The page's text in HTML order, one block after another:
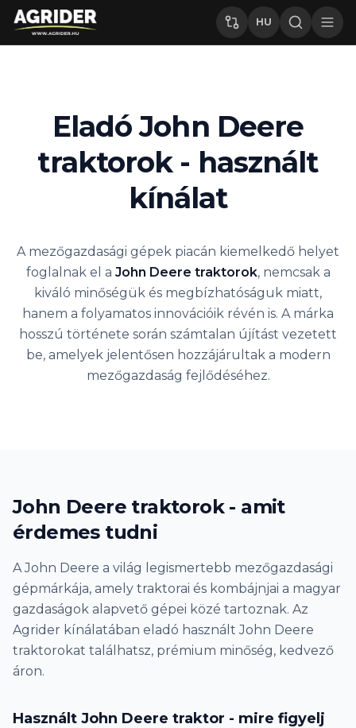
HU
Eladó John Deere
traktorok - használt
kínálat
A mezőgazdasági gépek piacán kiemelkedő helyet
foglalnak el a John Deere traktorok, nemcsak a
kiváló minőségük és megbízhatóságuk miatt,
hanem a folyamatos innovációik révén is. A márka
hosszú története során számtalan újítást vezetett
be, amelyek jelentősen hozzájárultak a modern
mezőgazdaság fejlődéséhez.
John Deere traktorok - amit
érdemes tudni
A John Deere a világ legismertebb mezőgazdasági
gépmárkája, amely traktorai és kombájnjai a magyar
gazdaságok alapvető gépei közé tartoznak. Az
Agrider kínálatában eladó használt John Deere
traktorokat találhatsz, prémium minőség, kedvező
áron.
Használt John Deere traktor - mire figyelj